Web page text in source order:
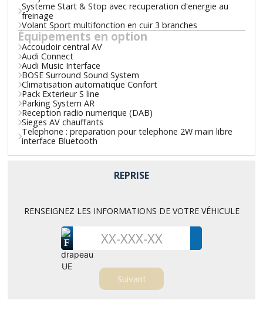
Systeme Start & Stop avec recuperation d'energie au
freinage
Volant Sport multifonction en cuir 3 branches
Équipements en option
Accoudoir central AV
Audi Connect
Audi Music Interface
BOSE Surround Sound System
Climatisation automatique Confort
Pack Exterieur S line
Parking System AR
Reception radio numerique (DAB)
Sieges AV chauffants
Telephone : preparation pour telephone 2W main libre
interface Bluetooth
REPRISE
RENSEIGNEZ LES INFORMATIONS DE VOTRE VÉHICULE
F